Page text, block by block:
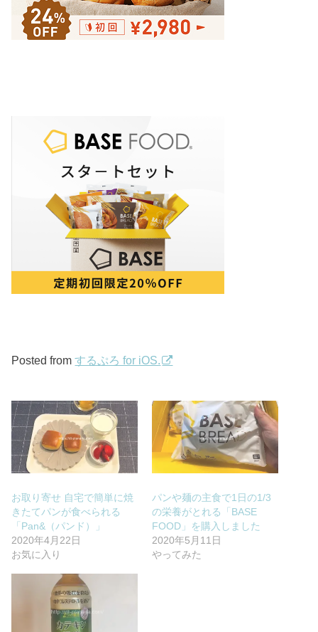
Posted fromするぷろ for iOS.
お取り寄せ 自宅で簡単に焼
きたてパンが食べられる
「Pan&（パンド）」
2020年4月22日
お気に入り
パンや麺の主食で1日の1/3
の栄養がとれる「BASE
FOOD」を購入しました
2020年5月11日
やってみた